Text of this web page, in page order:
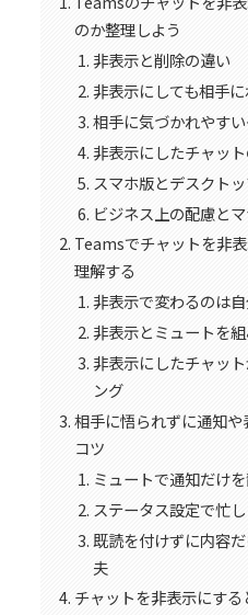
のか整理しよう
非表示と削除の違い
非表示にしても相手
相手に気づかれやす
非表示にしたチャッ
スマホ版とデスクト
ビジネス上の配慮と
Teamsでチャットを非
理解する
非表示で変わるのは
非表示とミュートを
非表示にしたチャッ
ング
相手に悟られずに通知
コツ
ミュートで通知だけ
ステータス設定で忙
既読を付けずに内容
夫
チャットを非表示にす